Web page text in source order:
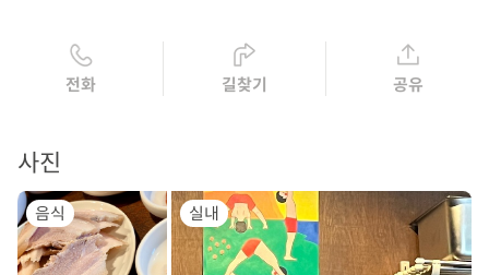
전화 길찾기 공유
사진
음식 실내